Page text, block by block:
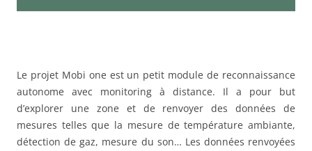
Le projet Mobi one est un petit module de reconnaissance
autonome avec monitoring à distance. Il a pour but
d’explorer une zone et de renvoyer des données de
mesures telles que la mesure de température ambiante,
détection de gaz, mesure du son… Les données renvoyées